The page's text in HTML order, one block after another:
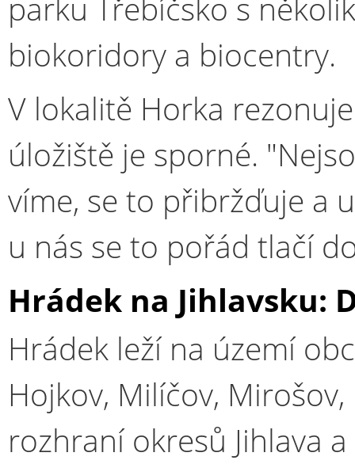
biokoridory a biocentry.
V lokalitě Horka
úložiště je sporné.
víme, se to přibržďuje a
u nás se to pořád tlačí
Hrádek na Jihlavsku:
Hrádek leží na území
Hojkov, Milíčov,
rozhraní okresů Jihlava